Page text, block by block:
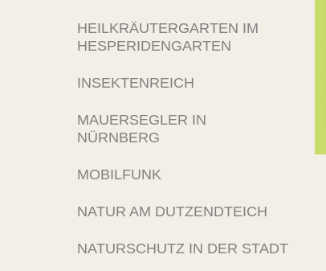
HEILKRÄUTERGARTEN IM
HESPERIDENGARTEN
INSEKTENREICH
MAUERSEGLER IN
NÜRNBERG
MOBILFUNK
NATUR AM DUTZENDTEICH
NATURSCHUTZ IN DER STADT